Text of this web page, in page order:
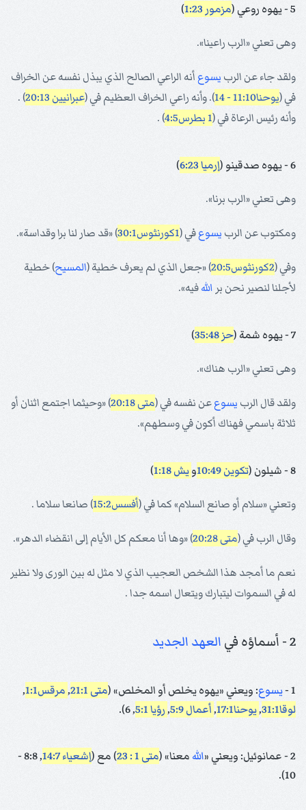
5 - يهوه روعي ( مزمور 1:23 )
وهى تعني «الرب راعينا».
ولقد جاء عن الرب يسوع أنه الراعي الصالح الذي يبذل نفسه عن الخراف
في (يوحنا11:10 - 14 ). وأنه راعي الخراف العظيم في (عبرانيين 20:13
) .
وأنه رئيس الرعاة في (1 بطرس4:5 ) .
6 - يهوه صدقينو ( إرميا 6:23 )
وهى تعني «الرب برنا».
ومكتوب عن الرب يسوعفي (1كورنثوس30:1 ) «قد صار لنا برا وقداسة».
وفي (2كورنثوس20:5 ) «جعل الذي لم يعرف خطية (المسيح) خطية
لأجلنا لنصير نحن بر اللهفيه».
7 - يهوه شمة ( حز 35:48 )
وهى تعني «الرب هناك».
ولقد قال الرب يسوععن نفسه في (متى 20:18
) «وحيثما اجتمع اثنان أو
ثلاثة باسمي فهناك أكون في وسطهم».
8 - شيلون ( تكوين 10:49 ويش 1:18 )
وتعني «سلام أو صانع السلام» كما في (أفسس15:2 ) صانعا سلاما .
وقال الرب في (متى 20:28 ) «وها أنا معكم كل الأيام إلى انقضاء الدهر».
نعم ما أمجد هذا الشخص العجيب الذي لا مثل له بين الورى ولا نظير
له في السموات ليتبارك ويتعال اسمه جدا .
2 - أسماؤه في العهد الجديد
1 - يسوع: ويعني «يهوه يخلص أو المخلص» (متى 21:1 ,مرقس1:1
,
لوقا31:1
,يوحنا17:1 ,أعمال 5:9 ,رؤيا 5:1 , 6).
2 - عمانوئيل: ويعني « الله معنا» (متى 1 : 23 ) مع (إشعياء 14:7
, 8:8 -
10).